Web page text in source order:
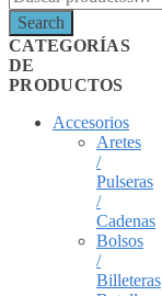
Search
CATEGORÍAS
DE
PRODUCTOS
Accesorios
Aretes
/
Pulseras
/
Cadenas
Bolsos
/
Billeteras